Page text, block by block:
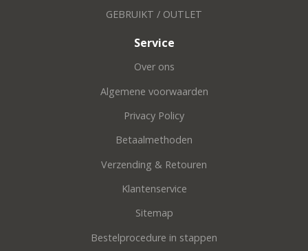
GEBRUIKT / OUTLET
Service
Over ons
Algemene voorwaarden
Privacy Policy
Betaalmethoden
Verzending & Retouren
Klantenservice
Sitemap
Bestelprocedure in stappen